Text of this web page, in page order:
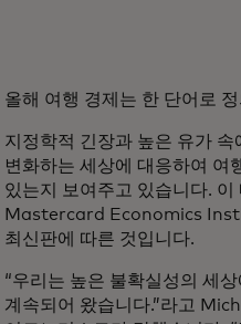
올해 여행 경제는 한 단어로
지정학적 긴장과 높은 유가 속
변화하는 세상에 대응하여 여
있는지 보여주고 있습니다. 이
Mastercard Economics
최신판에 따른 것입니다.
“우리는 높은 불확실성의 세
계속되어 왔습니다.”라고